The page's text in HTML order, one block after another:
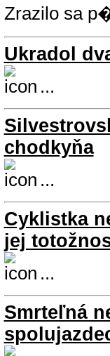
Zrazilo sa
Ukradol
...
chodkyňa
...
Cyklistka
jej
...
Smrteľná